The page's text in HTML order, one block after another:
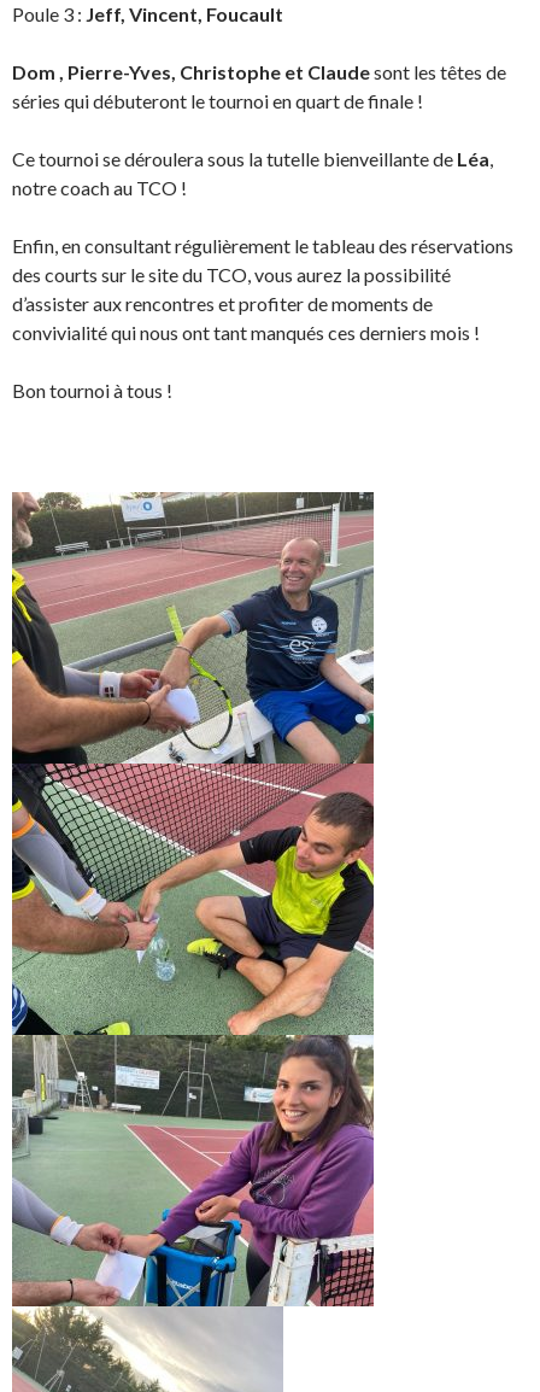
Poule 3 : Jeff, Vincent, Foucault
Dom , Pierre-Yves, Christophe et Claudesont les têtes de
séries qui débuteront le tournoi en quart de finale !
Ce tournoi se déroulera sous la tutelle bienveillante de Léa,
notre coach au TCO !
Enfin, en consultant régulièrement le tableau des réservations
des courts sur le site du TCO, vous aurez la possibilité
d’assister aux rencontres et profiter de moments de
convivialité qui nous ont tant manqués ces derniers mois !
Bon tournoi à tous !